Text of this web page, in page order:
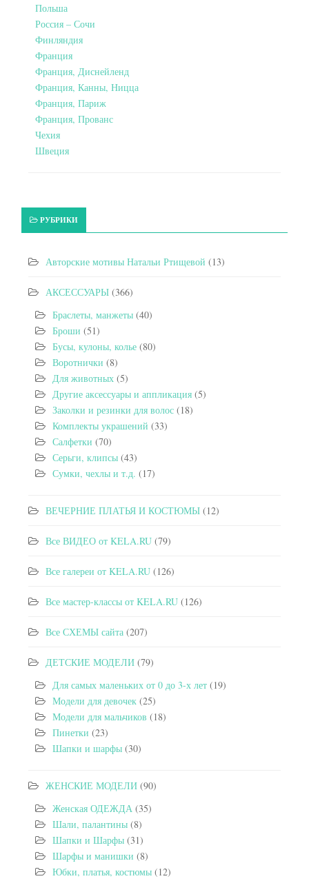
Польша
Россия – Сочи
Финляндия
Франция
Франция, Диснейленд
Франция, Канны, Ницца
Франция, Париж
Франция, Прованс
Чехия
Швеция
РУБРИКИ
Авторские мотивы Натальи Ртищевой (13)
АКСЕССУАРЫ (366)
Браслеты, манжеты (40)
Броши (51)
Бусы, кулоны, колье (80)
Воротнички (8)
Для животных (5)
Другие аксессуары и аппликация (5)
Заколки и резинки для волос (18)
Комплекты украшений (33)
Салфетки (70)
Серьги, клипсы (43)
Сумки, чехлы и т.д. (17)
ВЕЧЕРНИЕ ПЛАТЬЯ И КОСТЮМЫ (12)
Все ВИДЕО от KELA.RU (79)
Все галереи от KELA.RU (126)
Все мастер-классы от KELA.RU (126)
Все СХЕМЫ сайта (207)
ДЕТСКИЕ МОДЕЛИ (79)
Для самых маленьких от 0 до 3-х лет (19)
Модели для девочек (25)
Модели для мальчиков (18)
Пинетки (23)
Шапки и шарфы (30)
ЖЕНСКИЕ МОДЕЛИ (90)
Женская ОДЕЖДА (35)
Шали, палантины (8)
Шапки и Шарфы (31)
Шарфы и манишки (8)
Юбки, платья, костюмы (12)